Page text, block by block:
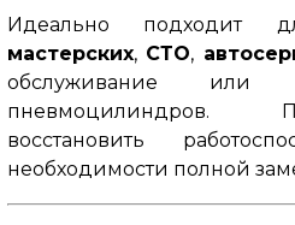
Идеально подходит
мастерских, СТО,
обслуживание или
пневмоцилиндров.
восстановить
необходимости полной